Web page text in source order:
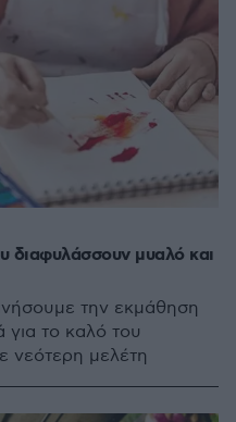
διαφυλάσσουν μυαλό και
την εκμάθηση
για το καλό του
μελέτη